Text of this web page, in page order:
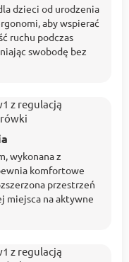
dzieci od urodzenia
aby wspierać
ruchu podczas
swobodę bez
wykonana z
komfortowe
przestrzeń
miejsca na aktywne